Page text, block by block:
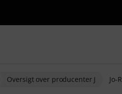
Oversigt over producenter J Jo-